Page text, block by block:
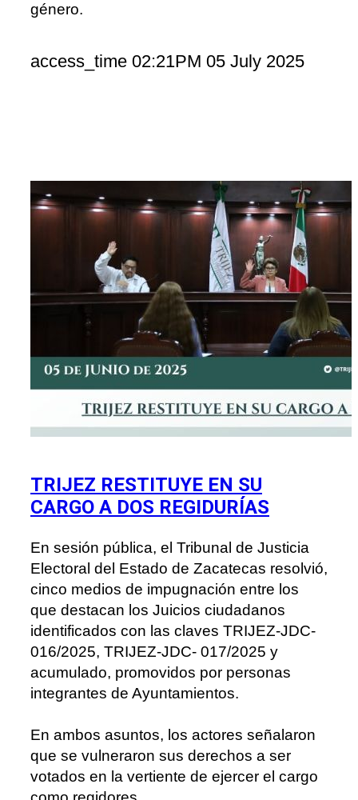
género.
access_time 02:21PM 05 July 2025
TRIJEZ RESTITUYE EN SU
CARGO A DOS REGIDURÍAS
En sesión pública, el Tribunal de Justicia
Electoral del Estado de Zacatecas resolvió,
cinco medios de impugnación entre los
que destacan los Juicios ciudadanos
identificados con las claves TRIJEZ-JDC-
016/2025, TRIJEZ-JDC- 017/2025 y
acumulado, promovidos por personas
integrantes de Ayuntamientos.
En ambos asuntos, los actores señalaron
que se vulneraron sus derechos a ser
votados en la vertiente de ejercer el cargo